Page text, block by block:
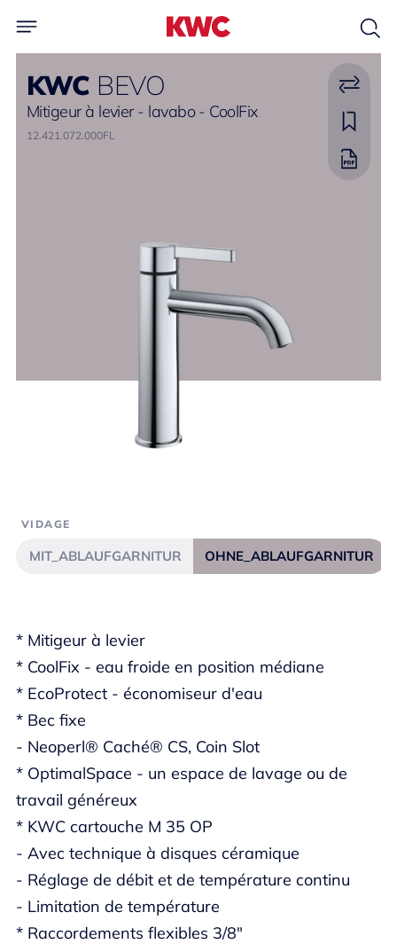
KWC BEVO
Mitigeur à levier - lavabo - CoolFix
12.421.072.000FL
* Mitigeur à levier
* CoolFix - eau froide en position médiane
* EcoProtect - économiseur d'eau
* Bec fixe
- Neoperl® Caché® CS, Coin Slot
* OptimalSpace - un espace de lavage ou de
travail généreux
* KWC cartouche M 35 OP
- Avec technique à disques céramique
- Réglage de débit et de température continu
- Limitation de température
* Raccordements flexibles 3/8"
VIDAGE
MIT_ABLAUFGARNITUR OHNE_ABLAUFGARNITUR